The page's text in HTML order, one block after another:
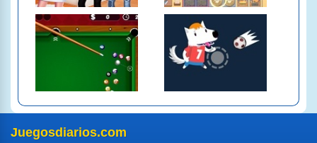
Juegosdiarios.com